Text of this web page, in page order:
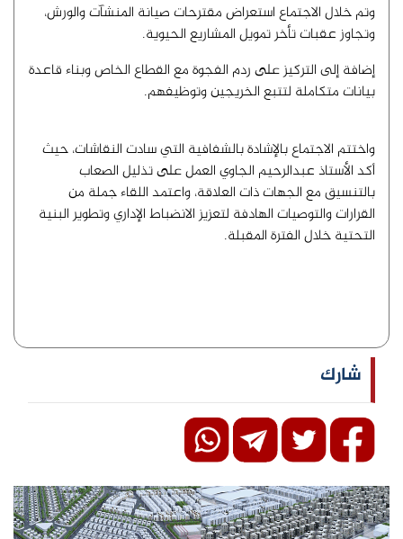
وتم خلال الاجتماع استعراض مقترحات صيانة المنشآت والورش،
وتجاوز عقبات تأخر تمويل المشاريع الحيوية.
​إضافة إلى التركيز على ردم الفجوة مع القطاع الخاص وبناء قاعدة
بيانات متكاملة لتتبع الخريجين وتوظيفهم.
​واختتم الاجتماع بالإشادة بالشفافية التي سادت النقاشات، حيث
أكد الأستاذ عبدالرحيم الجاوي العمل على تذليل الصعاب
بالتنسيق مع الجهات ذات العلاقة، واعتمد اللقاء جملة من
القرارات والتوصيات الهادفة لتعزيز الانضباط الإداري وتطوير البنية
التحتية خلال الفترة المقبلة.
شارك